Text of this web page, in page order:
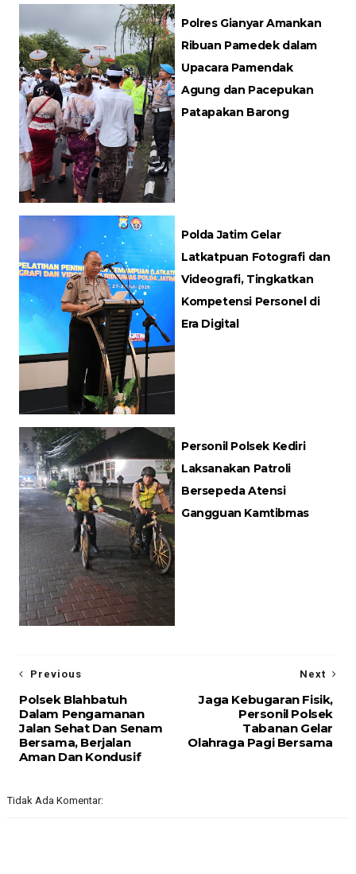
Polres Gianyar Amankan
Ribuan Pamedek dalam
Upacara Pamendak
Agung dan Pacepukan
Patapakan Barong
Polda Jatim Gelar
Latkatpuan Fotografi dan
Videografi, Tingkatkan
Kompetensi Personel di
Era Digital
Personil Polsek Kediri
Laksanakan Patroli
Bersepeda Atensi
Gangguan Kamtibmas
Next
Jaga Kebugaran Fisik,
Personil Polsek
Tabanan Gelar
Olahraga Pagi Bersama
Previous
Polsek Blahbatuh
Dalam Pengamanan
Jalan Sehat Dan Senam
Bersama, Berjalan
Aman Dan Kondusif
Tidak Ada Komentar: